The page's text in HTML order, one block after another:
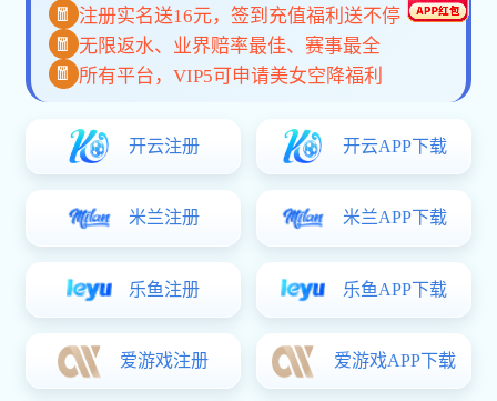
共1页3条
Copyright © 2002-2026 米兰官网首页入口排队叫号机有
限公司 版权所有 非商用版本
备案号：
粤ICP备58474813号
首页 电话咨询 微信咨询 联系我们